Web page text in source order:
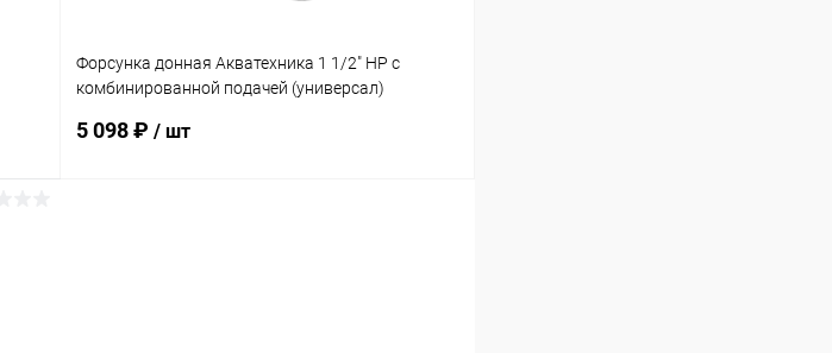
Форсунка донная Акватехника 1 1/2" НР с
комбинированной подачей (универсал)
5 098 ₽ / шт